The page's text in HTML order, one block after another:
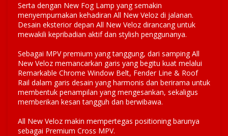
Serta dengan New Fog Lamp yang semakin
menyempurnakan kehadiran All New Veloz di jalanan.
Desain eksterior depan All New Veloz dirancang untuk
mewakili kepribadian aktif dan stylish penggunanya.
Sebagai MPV premium yang tanggung, dari samping All
New Veloz memancarkan garis yang begitu kuat melalui
Remarkable Chrome Window Belt, Fender Line & Roof
Rail dalam garis desain yang harmonis dan berirama untuk
membentuk penampilan yang mengesankan, sekaligus
memberikan kesan tangguh dan berwibawa.
All New Veloz makin mempertegas positioning barunya
sebagai Premium Cross MPV.